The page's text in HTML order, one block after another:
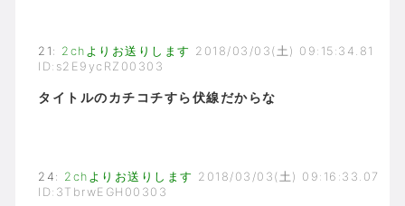
21 : 2chよりお送りします 2018/03/03(土) 09:15:34.81
ID:s2E9ycRZ00303
タイトルのカチコチすら伏線だからな
24 : 2chよりお送りします 2018/03/03(土) 09:16:33.07
ID:3TbrwEGH00303